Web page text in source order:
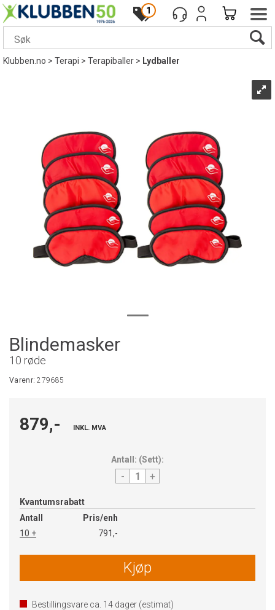
1
Klubben.no>Terapi>Terapiballer> Lydballer
Blindemasker
10 røde
Varenr:279685
879,- INKL. MVA
Antall: (Sett):
- +
Kvantumsrabatt
Antall
Pris/enh
10 +
791,-
Kjøp
Bestillingsvare ca. 14 dager (estimat)